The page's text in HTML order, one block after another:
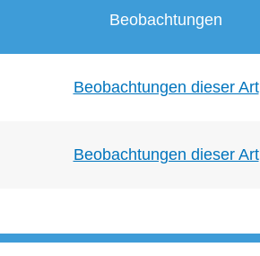
Beobachtungen
Beobachtungen dieser Art
Beobachtungen dieser Art